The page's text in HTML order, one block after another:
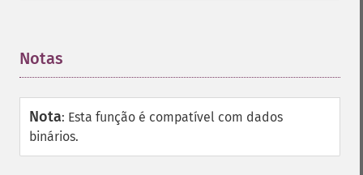
Notas
Nota: Esta função é compatível com dados
binários.